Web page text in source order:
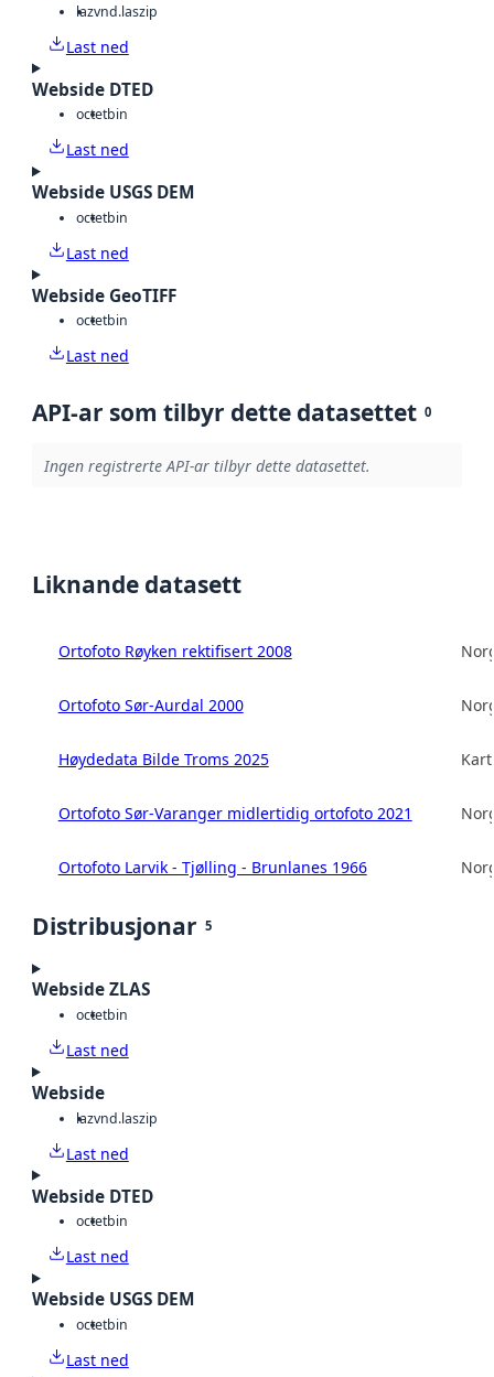
lazvnd.laszip
Last ned
Webside DTED
octetbin
Last ned
Webside USGS DEM
octetbin
Last ned
Webside GeoTIFF
octetbin
Last ned
API-ar som tilbyr dette datasettet 0
Ingen registrerte API-ar tilbyr dette datasettet.
Liknande datasett
Ortofoto Røyken rektifisert 2008
Ortofoto Sør-Aurdal 2000
Høydedata Bilde Troms 2025
Ortofoto Sør-Varanger midlertidig ortofoto 2021
Ortofoto Larvik - Tjølling - Brunlanes 1966
Distribusjonar 5
Webside ZLAS
octetbin
Last ned
Webside
lazvnd.laszip
Last ned
Webside DTED
octetbin
Last ned
Webside USGS DEM
octetbin
Last ned